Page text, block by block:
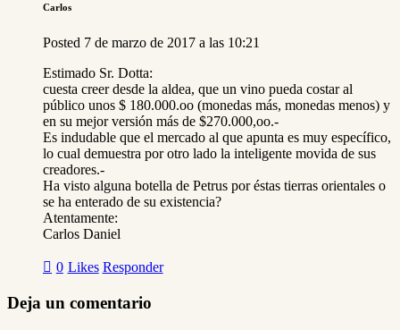
Carlos
Posted 7 de marzo de 2017 a las 10:21
Estimado Sr. Dotta:
cuesta creer desde la aldea, que un vino pueda costar al
público unos $ 180.000.oo (monedas más, monedas menos) y
en su mejor versión más de $270.000,oo.-
Es indudable que el mercado al que apunta es muy específico,
lo cual demuestra por otro lado la inteligente movida de sus
creadores.-
Ha visto alguna botella de Petrus por éstas tierras orientales o
se ha enterado de su existencia?
Atentamente:
Carlos Daniel
0 Likes Responder
Deja un comentario